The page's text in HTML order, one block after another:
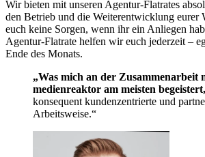
Wir bieten mit unseren Agentur-Flatrates
den Betrieb und die Weiterentwicklung eurer
euch keine Sorgen, wenn ihr ein Anliegen
Agentur-Flatrate helfen wir euch jederzeit –
Ende des Monats.
„Was mich an der Zusammenarbeit
medienreaktor am meisten begeistert,
konsequent kundenzentrierte und
Arbeitsweise.“